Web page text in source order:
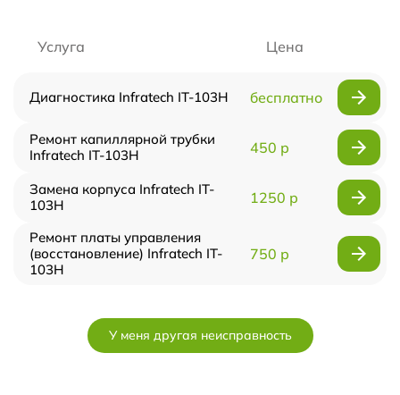
Услуга Цена
Диагностика Infratech IT-103Н бесплатно
Ремонт капиллярной трубки
Infratech IT-103Н
450 р
Замена корпуса Infratech IT-
103Н
1250 р
Ремонт платы управления
(восстановление) Infratech IT-
103Н
750 р
У меня другая неисправность